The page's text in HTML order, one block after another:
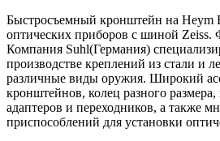
Быстросъемный кронштейн на Heym
оптических приборов с шиной Zeiss.
Компания Suhl(Германия)
производстве креплений из стали и
различные виды оружия. Широкий
кронштейнов, колец разного
адаптеров и переходников, а также
приспособлений для установки